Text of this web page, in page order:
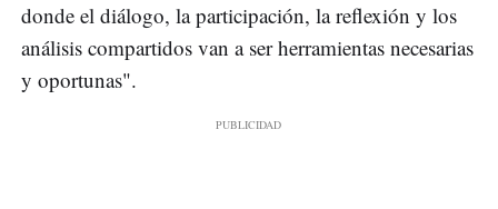
donde el diálogo, la participación, la reflexión y los
análisis compartidos van a ser herramientas necesarias
y oportunas".